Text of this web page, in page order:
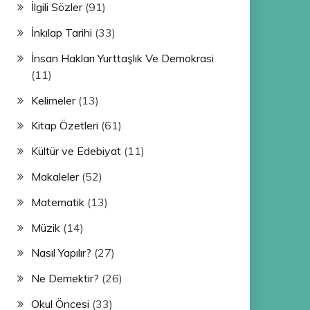
İlgili Sözler(91)
İnkılap Tarihi (33)
İnsan Hakları Yurttaşlık Ve Demokrasi
(11)
Kelimeler(13)
Kitap Özetleri (61)
Kültür ve Edebiyat(11)
Makaleler(52)
Matematik(13)
Müzik(14)
Nasıl Yapılır? (27)
Ne Demektir? (26)
Okul Öncesi (33)